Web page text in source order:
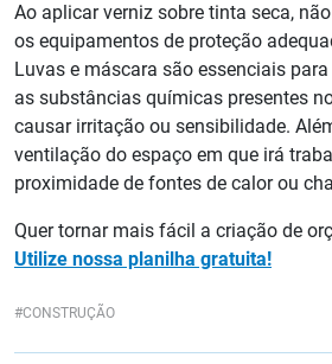
Ao aplicar verniz sobre tinta seca,
os equipamentos de proteção
Luvas e máscara são essenciais
as substâncias químicas presentes
causar irritação ou sensibilidade.
ventilação do espaço em que irá
proximidade de fontes de calor ou
Quer tornar mais fácil a criação de
Utilize nossa planilha gratuita!
CONSTRUÇÃO